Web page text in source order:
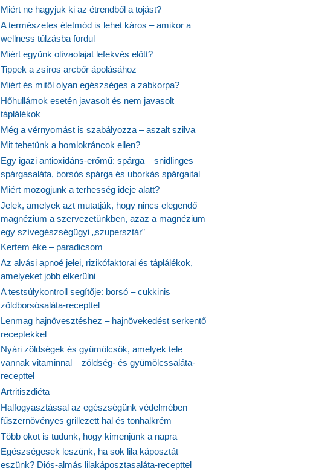
Miért ne hagyjuk ki az étrendből a tojást?
A természetes életmód is lehet káros – amikor a
wellness túlzásba fordul
Miért együnk olívaolajat lefekvés előtt?
Tippek a zsíros arcbőr ápolásához
Miért és mitől olyan egészséges a zabkorpa?
Hőhullámok esetén javasolt és nem javasolt
táplálékok
Még a vérnyomást is szabályozza – aszalt szilva
Mit tehetünk a homlokráncok ellen?
Egy igazi antioxidáns-erőmű: spárga – snidlinges
spárgasaláta, borsós spárga és uborkás spárgaital
Miért mozogjunk a terhesség ideje alatt?
Jelek, amelyek azt mutatják, hogy nincs elegendő
magnézium a szervezetünkben, azaz a magnézium
egy szívegészségügyi „szupersztár”
Kertem éke – paradicsom
Az alvási apnoé jelei, rizikófaktorai és táplálékok,
amelyeket jobb elkerülni
A testsúlykontroll segítője: borsó – cukkinis
zöldborsósaláta-recepttel
Lenmag hajnövesztéshez – hajnövekedést serkentő
receptekkel
Nyári zöldségek és gyümölcsök, amelyek tele
vannak vitaminnal – zöldség- és gyümölcssaláta-
recepttel
Artritiszdiéta
Halfogyasztással az egészségünk védelmében –
fűszernövényes grillezett hal és tonhalkrém
Több okot is tudunk, hogy kimenjünk a napra
Egészségesek leszünk, ha sok lila káposztát
eszünk? Diós-almás lilakáposztasaláta-recepttel